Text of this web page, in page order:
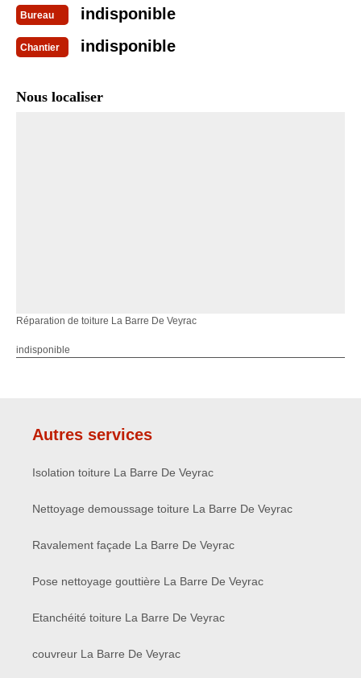
Bureau indisponible
Chantier indisponible
Nous localiser
Réparation de toiture La Barre De Veyrac
indisponible
Autres services
Isolation toiture La Barre De Veyrac
Nettoyage demoussage toiture La Barre De Veyrac
Ravalement façade La Barre De Veyrac
Pose nettoyage gouttière La Barre De Veyrac
Etanchéité toiture La Barre De Veyrac
couvreur La Barre De Veyrac